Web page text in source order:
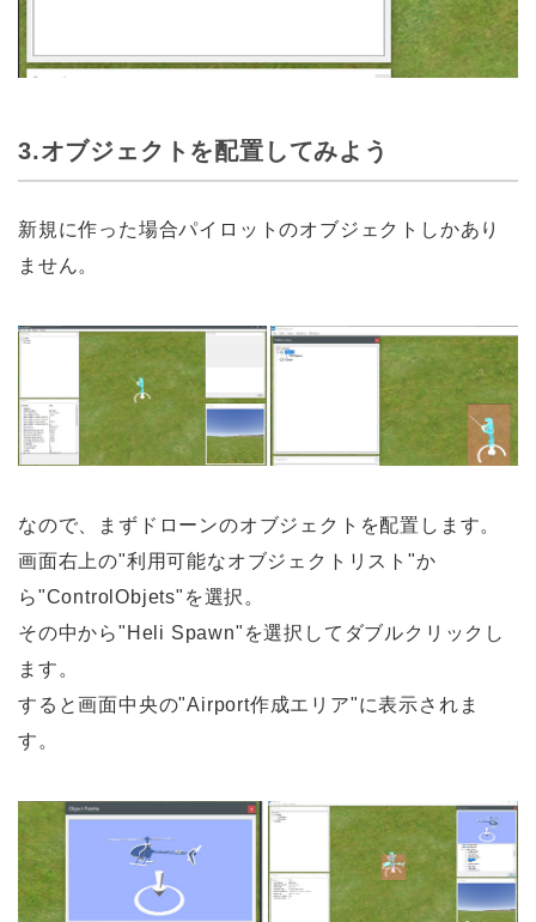
3.オブジェクトを配置してみよう
新規に作った場合パイロットのオブジェクトしかあり
ません。
なので、まずドローンのオブジェクトを配置します。
画面右上の"利用可能なオブジェクトリスト"か
ら"ControlObjets"を選択。
その中から"Heli Spawn"を選択してダブルクリックし
ます。
すると画面中央の"Airport作成エリア"に表示されま
す。